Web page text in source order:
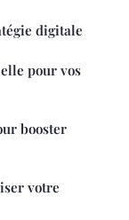
digitale
pour vos
booster
votre